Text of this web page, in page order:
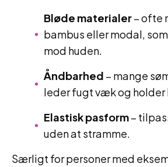
Bløde materialer– ofte
bambus eller modal,
mod huden.
Åndbarhed – mange
leder fugt væk og holder
Elastisk pasform–
uden at stramme.
Særligt for personer med